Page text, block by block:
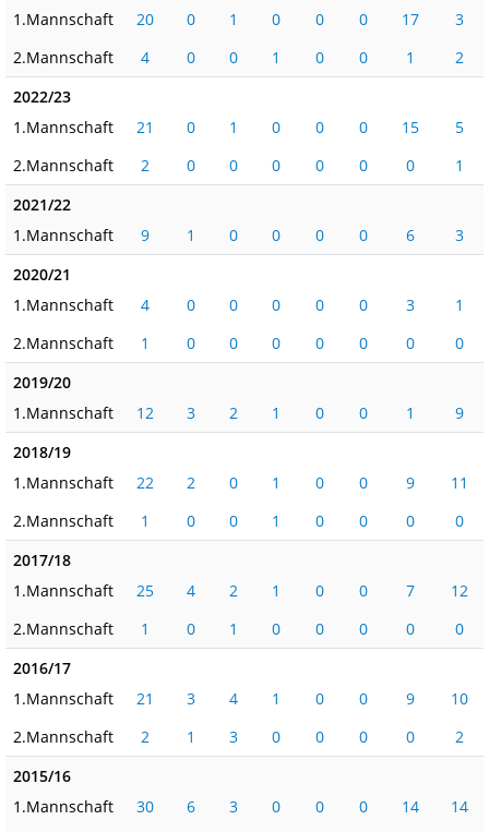
1.Mannschaft
20 0 1 0 0 0 17
3
2.Mannschaft
4 0 0 1 0 0 1
2
2022/23
1.Mannschaft
21 0 1 0 0 0 15
5
2.Mannschaft
2 0 0 0 0 0 0
1
2021/22
1.Mannschaft
9 1 0 0 0 0 6
3
2020/21
1.Mannschaft
4 0 0 0 0 0 3
1
2.Mannschaft
1 0 0 0 0 0 0
0
2019/20
1.Mannschaft
12 3 2 1 0 0 1
9
2018/19
1.Mannschaft
22 2 0 1 0 0 9
11
2.Mannschaft
1 0 0 1 0 0 0
0
2017/18
1.Mannschaft
25 4 2 1 0 0 7
12
2.Mannschaft
1 0 1 0 0 0 0
0
2016/17
1.Mannschaft
21 3 4 1 0 0 9
10
2.Mannschaft
2 1 3 0 0 0 0
2
2015/16
1.Mannschaft
30 6 3 0 0 0 14
14